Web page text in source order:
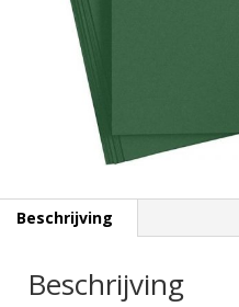
Beschrijving
Beschrijving